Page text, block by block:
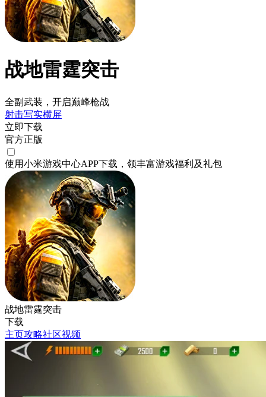
战地雷霆突击
全副武装，开启巅峰枪战
射击写实横屏
立即下载
官方正版
使用小米游戏中心APP下载 ，领丰富游戏福利 及礼包
战地雷霆突击
下载
主页攻略社区视频